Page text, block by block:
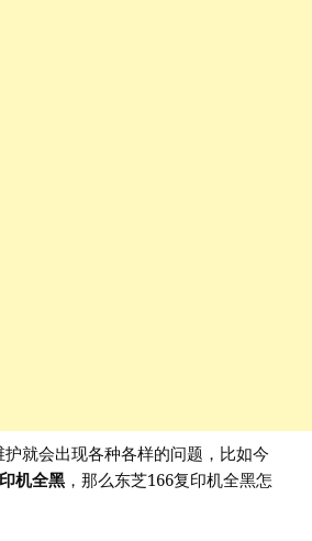
就会出现各种各样的问题，比如今
机全黑 ，那么东芝166复印机全黑怎